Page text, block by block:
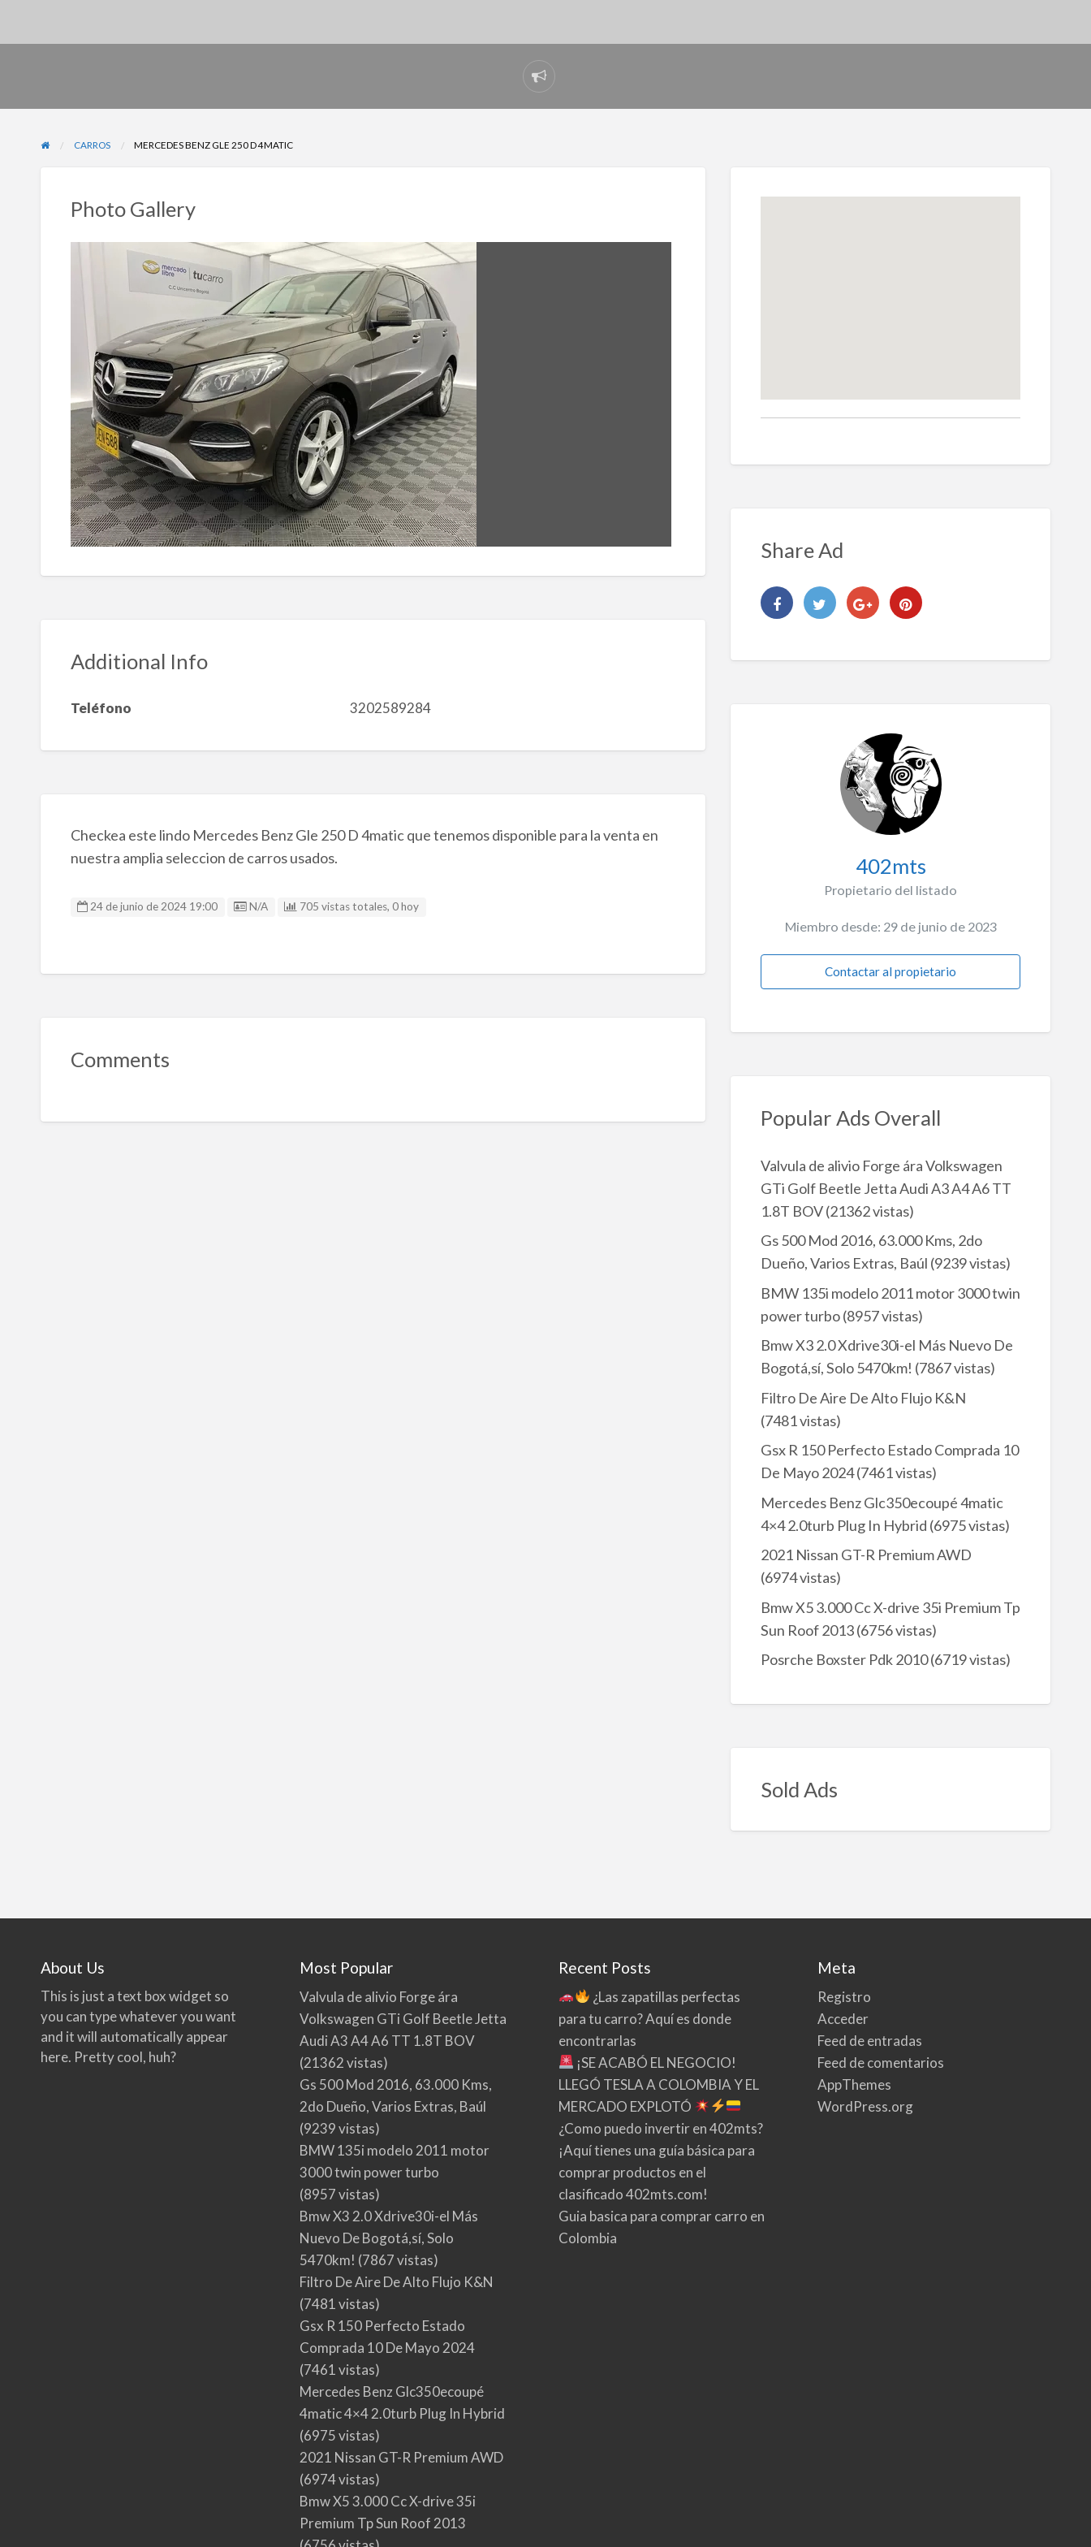
Reportar
problema
CARROS MERCEDES BENZ GLE 250 D 4MATIC
Photo Gallery
Additional Info
Teléfono 3202589284
Checkea este lindo Mercedes Benz Gle 250 D 4matic que tenemos disponible para la venta en
nuestra amplia seleccion de carros usados.
24 de junio de 2024 19:00 Listing ID
N/A 705 vistas totales, 0 hoy
Comments
Share Ad
402mts
Propietario del listado
Miembro desde: 29 de junio de 2023
Contactar al propietario
Popular Ads Overall
Valvula de alivio Forge ára Volkswagen
GTi Golf Beetle Jetta Audi A3 A4 A6 TT
1.8T BOV(21362 vistas)
Gs 500 Mod 2016, 63.000 Kms, 2do
Dueño, Varios Extras, Baúl (9239 vistas)
BMW 135i modelo 2011 motor 3000 twin
power turbo(8957 vistas)
Bmw X3 2.0 Xdrive30i-el Más Nuevo De
Bogotá,sí, Solo 5470km! (7867 vistas)
Filtro De Aire De Alto Flujo K&N
(7481 vistas)
Gsx R 150 Perfecto Estado Comprada 10
De Mayo 2024(7461 vistas)
Mercedes Benz Glc350ecoupé 4matic
4×4 2.0turb Plug In Hybrid (6975 vistas)
2021 Nissan GT-R Premium AWD
(6974 vistas)
Bmw X5 3.000 Cc X-drive 35i Premium Tp
Sun Roof 2013(6756 vistas)
Posrche Boxster Pdk 2010(6719 vistas)
Sold Ads
About Us
This is just a text box widget so
you can type whatever you want
and it will automatically appear
here. Pretty cool, huh?
Most Popular
Valvula de alivio Forge ára
Volkswagen GTi Golf Beetle Jetta
Audi A3 A4 A6 TT 1.8T BOV
(21362 vistas)
Gs 500 Mod 2016, 63.000 Kms,
2do Dueño, Varios Extras, Baúl
(9239 vistas)
BMW 135i modelo 2011 motor
3000 twin power turbo
(8957 vistas)
Bmw X3 2.0 Xdrive30i-el Más
Nuevo De Bogotá,sí, Solo
5470km! (7867 vistas)
Filtro De Aire De Alto Flujo K&N
(7481 vistas)
Gsx R 150 Perfecto Estado
Comprada 10 De Mayo 2024
(7461 vistas)
Mercedes Benz Glc350ecoupé
4matic 4×4 2.0turb Plug In Hybrid
(6975 vistas)
2021 Nissan GT-R Premium AWD
(6974 vistas)
Bmw X5 3.000 Cc X-drive 35i
Premium Tp Sun Roof 2013
Recent Posts
¿Las zapatillas perfectas
para tu carro? Aquí es donde
encontrarlas
¡SE ACABÓ EL NEGOCIO!
LLEGÓ TESLA A COLOMBIA Y EL
MERCADO EXPLOTÓ
¿Como puedo invertir en 402mts?
¡Aquí tienes una guía básica para
comprar productos en el
clasificado 402mts.com!
Guia basica para comprar carro en
Colombia
Meta
Registro
Acceder
Feed de entradas
Feed de comentarios
AppThemes
WordPress.org